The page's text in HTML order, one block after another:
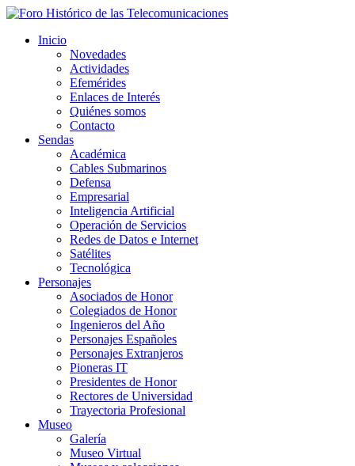
Inicio
Novedades
Actividades
Efemérides
Enlaces de Interés
Quiénes somos
Contacto
Sendas
Académica
Cables Submarinos
Defensa
Empresarial
Inteligencia Artificial
Operación de Servicios
Redes de Datos e Internet
Satélites
Tecnológica
Personajes
Asociados de Honor
Colegiados de Honor
Ingenieros del Año
Personajes Españoles
Personajes Extranjeros
Pioneras IT
Presidentes de Honor
Rectores de Universidad
Trayectoria Profesional
Museo
Galería
Museo Virtual